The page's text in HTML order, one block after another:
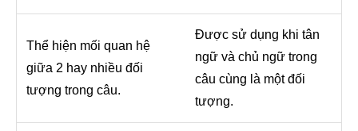
Thể hiện mối quan hệ
giữa 2 hay nhiều đối
tượng trong câu.
Được sử dụng khi tân
ngữ và chủ ngữ trong
câu cùng là một đối
tượng.